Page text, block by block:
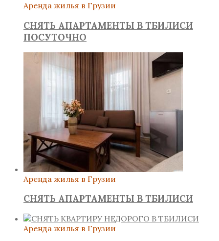
Аренда жилья в Грузии
СНЯТЬ АПАРТАМЕНТЫ В ТБИЛИСИ
ПОСУТОЧНО
Аренда жилья в Грузии
СНЯТЬ АПАРТАМЕНТЫ В ТБИЛИСИ
Аренда жилья в Грузии